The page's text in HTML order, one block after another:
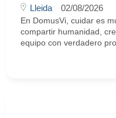
Lleida 02/08/2026
En DomusVi, cuidar es
compartir humanidad,
equipo con verdadero